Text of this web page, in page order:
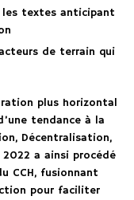
les textes anticipant
de terrain qui
plus horizontal
tendance à la
Décentralisation,
a ainsi procédé
CCH, fusionnant
pour faciliter